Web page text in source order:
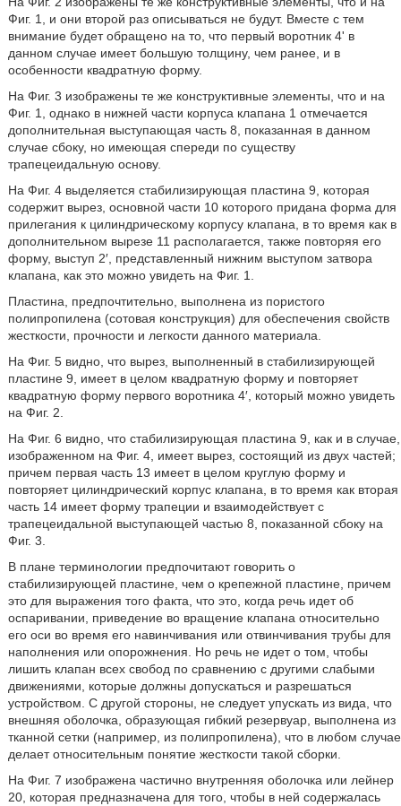
Фиг. 1, и они второй раз описываться не будут. Вместе с тем
внимание будет обращено на то, что первый воротник 4' в
данном случае имеет большую толщину, чем ранее, и в
особенности квадратную форму.
На Фиг. 3 изображены те же конструктивные элементы, что и на
Фиг. 1, однако в нижней части корпуса клапана 1 отмечается
дополнительная выступающая часть 8, показанная в данном
случае сбоку, но имеющая спереди по существу
трапецеидальную основу.
На Фиг. 4 выделяется стабилизирующая пластина 9, которая
содержит вырез, основной части 10 которого придана форма для
прилегания к цилиндрическому корпусу клапана, в то время как в
дополнительном вырезе 11 располагается, также повторяя его
форму, выступ 2′, представленный нижним выступом затвора
клапана, как это можно увидеть на Фиг. 1.
Пластина, предпочтительно, выполнена из пористого
полипропилена (сотовая конструкция) для обеспечения свойств
жесткости, прочности и легкости данного материала.
На Фиг. 5 видно, что вырез, выполненный в стабилизирующей
пластине 9, имеет в целом квадратную форму и повторяет
квадратную форму первого воротника 4′, который можно увидеть
на Фиг. 2.
На Фиг. 6 видно, что стабилизирующая пластина 9, как и в случае,
изображенном на Фиг. 4, имеет вырез, состоящий из двух частей;
причем первая часть 13 имеет в целом круглую форму и
повторяет цилиндрический корпус клапана, в то время как вторая
часть 14 имеет форму трапеции и взаимодействует с
трапецеидальной выступающей частью 8, показанной сбоку на
Фиг. 3.
В плане терминологии предпочитают говорить о
стабилизирующей пластине, чем о крепежной пластине, причем
это для выражения того факта, что это, когда речь идет об
оспаривании, приведение во вращение клапана относительно
его оси во время его навинчивания или отвинчивания трубы для
наполнения или опорожнения. Но речь не идет о том, чтобы
лишить клапан всех свобод по сравнению с другими слабыми
движениями, которые должны допускаться и разрешаться
устройством. С другой стороны, не следует упускать из вида, что
внешняя оболочка, образующая гибкий резервуар, выполнена из
тканной сетки (например, из полипропилена), что в любом случае
делает относительным понятие жесткости такой сборки.
На Фиг. 7 изображена частично внутренняя оболочка или лейнер
20, которая предназначена для того, чтобы в ней содержалась